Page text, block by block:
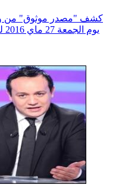
كشف "مصدر موثوق" من